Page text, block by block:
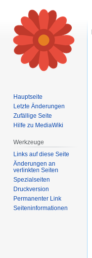
Hauptseite
Letzte Änderungen
Zufällige Seite
Hilfe zu MediaWiki
Werkzeuge
Links auf diese Seite
Änderungen an
verlinkten Seiten
Spezialseiten
Druckversion
Permanenter Link
Seiten­informationen